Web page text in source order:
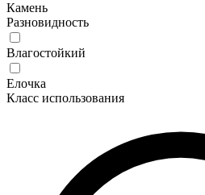
Камень
Разновидность
Влагостойкий
Елочка
Класс использования